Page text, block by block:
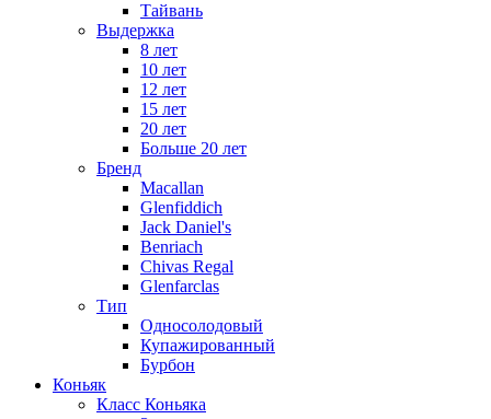
Тайвань
Выдержка
8 лет
10 лет
12 лет
15 лет
20 лет
Больше 20 лет
Бренд
Macallan
Glenfiddich
Jack Daniel's
Benriach
Chivas Regal
Glenfarclas
Тип
Односолодовый
Купажированный
Бурбон
Коньяк
Класс Коньяка